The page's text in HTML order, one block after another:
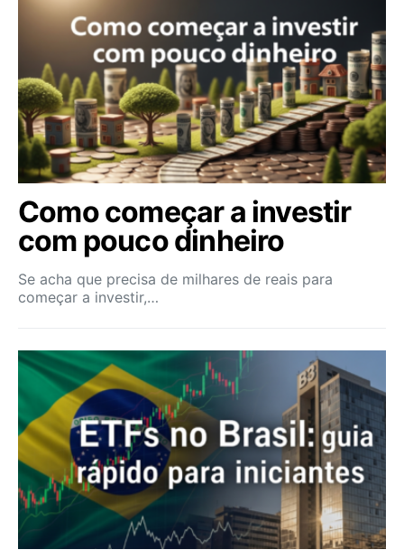
Como começar a investir
com pouco dinheiro
Se acha que precisa de milhares de reais para
começar a investir,…